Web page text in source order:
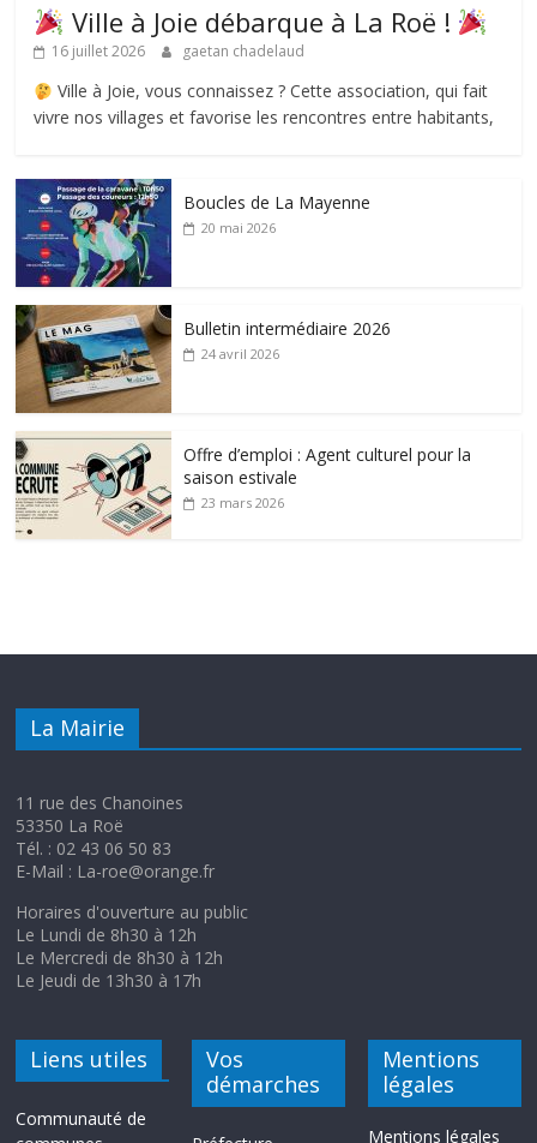
Ville à Joie débarque à La Roë !
16 juillet 2026 gaetan chadelaud
Ville à Joie, vous connaissez ? Cette association, qui fait
vivre nos villages et favorise les rencontres entre habitants,
Boucles de La Mayenne
20 mai 2026
Bulletin intermédiaire 2026
24 avril 2026
Offre d’emploi : Agent culturel pour la
saison estivale
23 mars 2026
La Mairie
11 rue des Chanoines
53350 La Roë
Tél. : 02 43 06 50 83
E-Mail : La-roe@orange.fr
Horaires d'ouverture au public
Le Lundi de 8h30 à 12h
Le Mercredi de 8h30 à 12h
Le Jeudi de 13h30 à 17h
Liens utiles
Communauté de
Vos
démarches
Mentions
légales
Mentions légales